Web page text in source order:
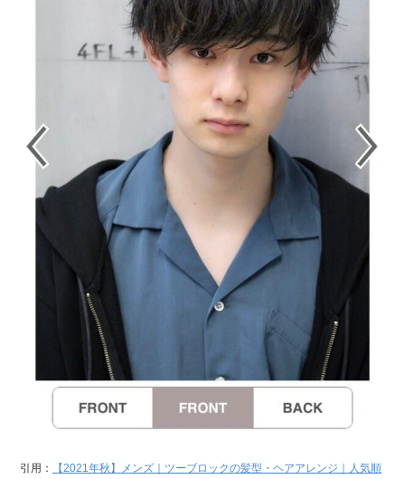
引用：
【2021年秋】メンズ｜ツーブロックの髪型・ヘアアレンジ｜人気順